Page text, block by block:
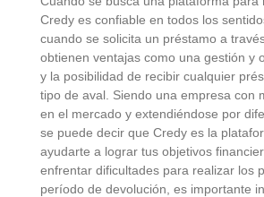
Credy es confiable en todos los
cuando se solicita un préstamo a
obtienen ventajas como una gestión y
y la posibilidad de recibir cualquier
tipo de aval. Siendo una empresa con
en el mercado y extendiéndose por
se puede decir que Credy es la
ayudarte a lograr tus objetivos
enfrentar dificultades para realizar los
período de devolución, es importante